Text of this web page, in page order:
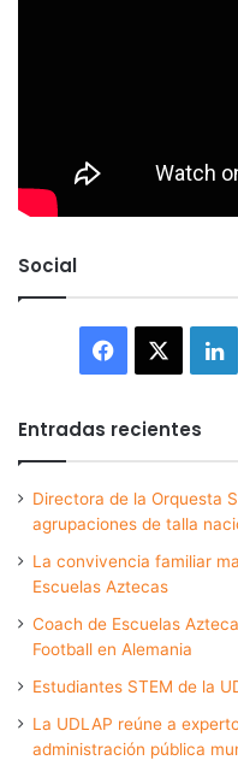
Social
Facebook
Entradas recientes
Directora de la Orquesta
agrupaciones de talla
La convivencia familiar
Escuelas Aztecas
Coach de Escuelas
Football en Alemania
Estudiantes STEM de la
La UDLAP reúne a
administración pública